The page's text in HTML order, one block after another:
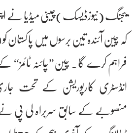
بیجنگ (نیوزڈیسک)چینی میڈیا نے
فراہم کرے گا۔ چین”چائنہ
انڈسٹری کارپوریشن کے تحت
منصوبے کے سابق سربراہ لی پی